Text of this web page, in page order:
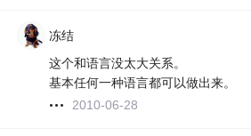
冻结
这个和语言没太大关系。
基本任何一种语言都可以做出来。
2010-06-28